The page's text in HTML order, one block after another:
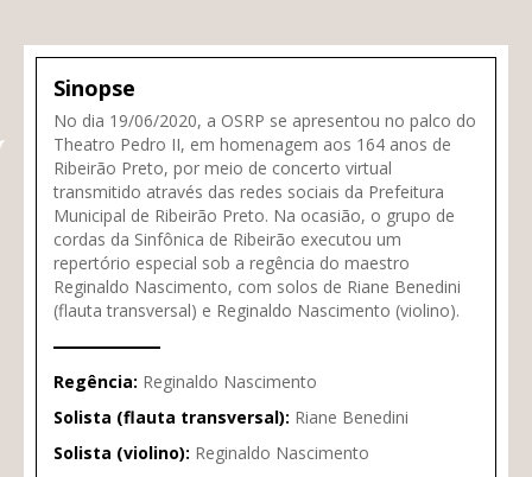
Sinopse
No dia 19/06/2020, a OSRP se apresentou no palco do
Theatro Pedro II, em homenagem aos 164 anos de
Ribeirão Preto, por meio de concerto virtual
transmitido através das redes sociais da Prefeitura
Municipal de Ribeirão Preto. Na ocasião, o grupo de
cordas da Sinfônica de Ribeirão executou um
repertório especial sob a regência do maestro
Reginaldo Nascimento, com solos de Riane Benedini
(flauta transversal) e Reginaldo Nascimento (violino).
Regência: Reginaldo Nascimento
Solista (flauta transversal): Riane Benedini
Solista (violino): Reginaldo Nascimento